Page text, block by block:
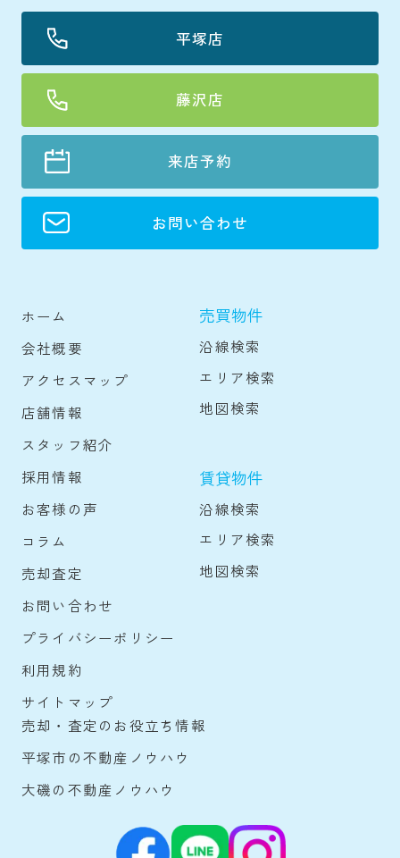
平塚店
藤沢店
来店予約
お問い合わせ
ホーム
会社概要
アクセスマップ
店舗情報
スタッフ紹介
採用情報
お客様の声
コラム
売却査定
お問い合わせ
プライバシーポリシー
利用規約
サイトマップ
売買物件
沿線検索
エリア検索
地図検索
賃貸物件
沿線検索
エリア検索
地図検索
売却・査定のお役立ち情報
平塚市の不動産ノウハウ
大磯の不動産ノウハウ